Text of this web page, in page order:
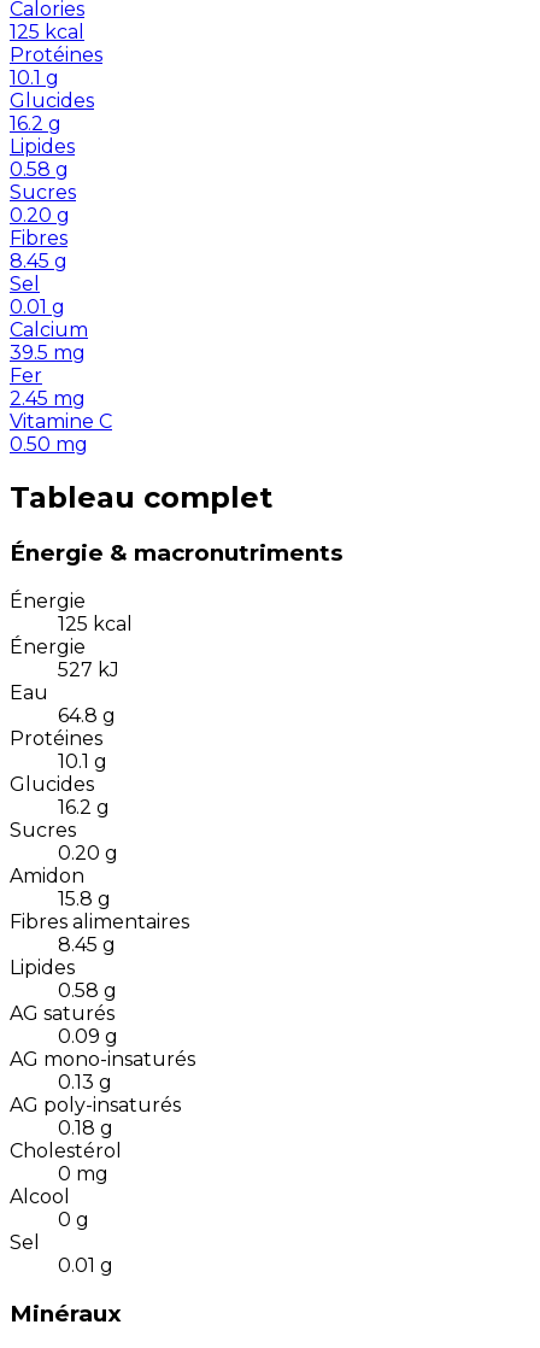
Calories
125 kcal
Protéines
10.1 g
Glucides
16.2 g
Lipides
0.58 g
Sucres
0.20 g
Fibres
8.45 g
Sel
0.01 g
Calcium
39.5 mg
Fer
2.45 mg
Vitamine C
0.50 mg
Tableau complet
Énergie & macronutriments
Énergie
125 kcal
Énergie
527 kJ
Eau
64.8 g
Protéines
10.1 g
Glucides
16.2 g
Sucres
0.20 g
Amidon
15.8 g
Fibres alimentaires
8.45 g
Lipides
0.58 g
AG saturés
0.09 g
AG mono-insaturés
0.13 g
AG poly-insaturés
0.18 g
Cholestérol
0 mg
Alcool
0 g
Sel
0.01 g
Minéraux